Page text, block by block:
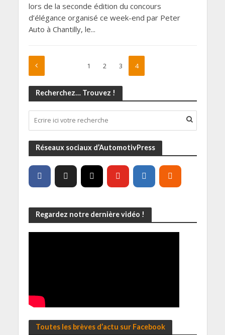
lors de la seconde édition du concours
d’élégance organisé ce week-end par Peter
Auto à Chantilly, le...
1 2 3 4
Recherchez… Trouvez !
Réseaux sociaux d’AutomotivPress
Regardez notre dernière vidéo !
Toutes les brèves d’actu sur Facebook